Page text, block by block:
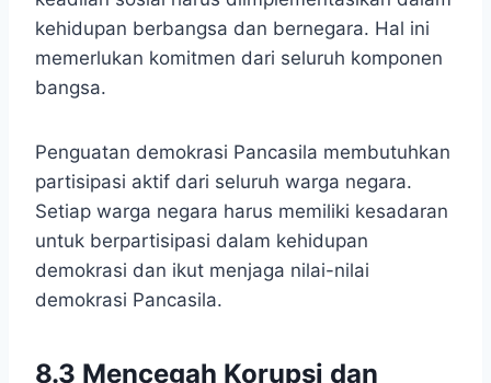
kehidupan berbangsa dan bernegara. Hal ini
memerlukan komitmen dari seluruh komponen
bangsa.
Penguatan demokrasi Pancasila membutuhkan
partisipasi aktif dari seluruh warga negara.
Setiap warga negara harus memiliki kesadaran
untuk berpartisipasi dalam kehidupan
demokrasi dan ikut menjaga nilai-nilai
demokrasi Pancasila.
8.3 Mencegah Korupsi dan